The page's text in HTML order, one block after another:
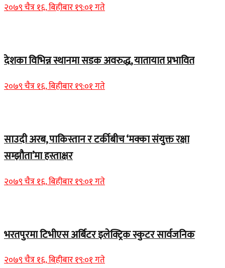
२०७९ चैत्र १६, बिहीबार १९:०१ गते
देशका विभिन्न स्थानमा सडक अवरुद्ध, यातायात प्रभावित
२०७९ चैत्र १६, बिहीबार १९:०१ गते
साउदी अरब, पाकिस्तान र टर्कीबीच ‘मक्का संयुक्त रक्षा
सम्झौता’मा हस्ताक्षर
२०७९ चैत्र १६, बिहीबार १९:०१ गते
भरतपुरमा टिभीएस अर्बिटर इलेक्ट्रिक स्कुटर सार्वजनिक
२०७९ चैत्र १६, बिहीबार १९:०१ गते